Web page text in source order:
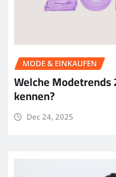
MODE & EINKAUFEN
Welche
kennen?
Dec 24, 2025